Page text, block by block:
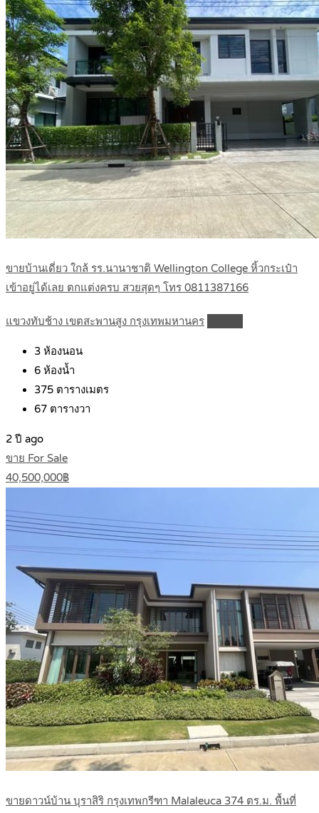
ขายบ้านเดี่ยว ใกล้ รร.นานาชาติ Wellington College หิ้วกระเป๋า
เข้าอยู่ได้เลย ตกแต่งครบ สวยสุดๆ โทร 0811387166
แขวงทับช้าง เขตสะพานสูง กรุงเทพมหานคร
3 ห้องนอน
6 ห้องน้ำ
375 ตารางเมตร
67 ตารางวา
2 ปี ago
ขาย For Sale
40,500,000฿
ขายดาวน์บ้าน บุราสิริ กรุงเทพกรีฑา Malaleuca 374 ตร.ม. พื้นที่